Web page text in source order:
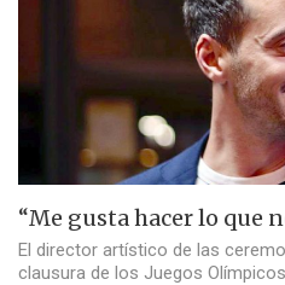
“Me gusta hacer lo que
El director artístico de las
clausura de los Juegos Olímpicos